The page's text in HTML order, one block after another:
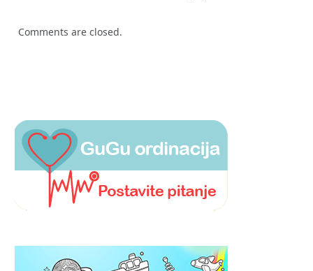
Comments are closed.